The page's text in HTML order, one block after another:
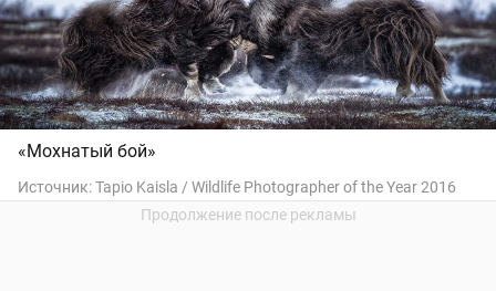
«Мохнатый бой»
Источник:Tapio Kaisla / Wildlife Photographer of the Year 2016